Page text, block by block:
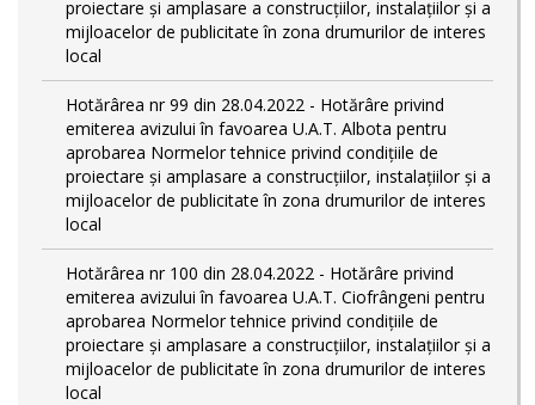
proiectare şi amplasare a construcţiilor, instalaţiilor şi a
mijloacelor de publicitate în zona drumurilor de interes
local
Hotărârea nr 99 din 28.04.2022 - Hotărâre privind
emiterea avizului în favoarea U.A.T. Albota pentru
aprobarea Normelor tehnice privind condiţiile de
proiectare şi amplasare a construcţiilor, instalaţiilor şi a
mijloacelor de publicitate în zona drumurilor de interes
local
Hotărârea nr 100 din 28.04.2022 - Hotărâre privind
emiterea avizului în favoarea U.A.T. Ciofrângeni pentru
aprobarea Normelor tehnice privind condiţiile de
proiectare şi amplasare a construcţiilor, instalaţiilor şi a
mijloacelor de publicitate în zona drumurilor de interes
local